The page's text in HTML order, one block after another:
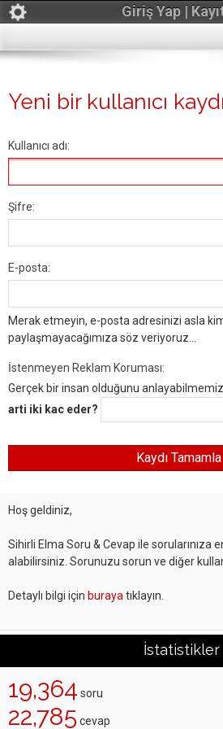
Giriş Yap |
Yeni bir kullanıcı kaydı
Kullanıcı adı:
Şifre:
E-posta:
Merak etmeyin, e-posta adresinizi asla
paylaşmayacağımıza söz veriyoruz...
İstenmeyen Reklam Koruması:
Gerçek bir insan olduğunu
arti iki kac eder?
Hoş geldiniz,
Sihirli Elma Soru & Cevap ile sorularınıza
alabilirsiniz. Sorunuzu sorun ve diğer
Detaylı bilgi için buraya tıklayın.
İstatistikler
19,364 soru
22,785 cevap